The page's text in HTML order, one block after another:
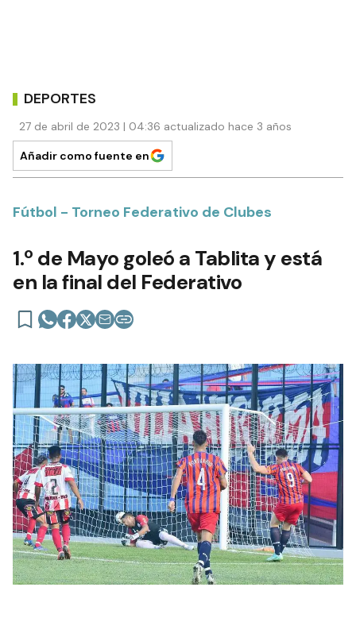
DEPORTES
27 de abril de 2023 | 04:36 actualizado hace 3 años
Añadir como fuente en
Fútbol - Torneo Federativo de Clubes
1.º de Mayo goleó a Tablita y está
en la final del Federativo